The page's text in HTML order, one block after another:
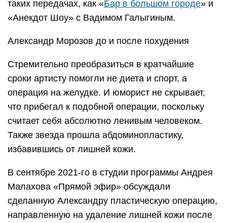
таких передачах, как «Бар в большом городе» и
«Анекдот Шоу» с Вадимом Галыгиным.
Александр Морозов до и после похудения
Стремительно преобразиться в кратчайшие
сроки артисту помогли не диета и спорт, а
операция на желудке. И юморист не скрывает,
что прибегал к подобной операции, поскольку
считает себя абсолютно ленивым человеком.
Также звезда прошла абдоминопластику,
избавившись от лишней кожи.
В сентябре 2021-го в студии программы Андрея
Малахова «Прямой эфир» обсуждали
сделанную Александру пластическую операцию,
направленную на удаление лишней кожи после